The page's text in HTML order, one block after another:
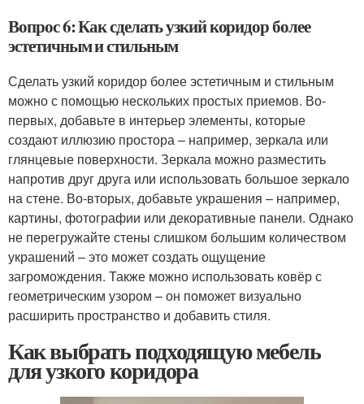
Вопрос 6: Как сделать узкий коридор более
эстетичным и стильным
Сделать узкий коридор более эстетичным и стильным
можно с помощью нескольких простых приемов. Во-
первых, добавьте в интерьер элементы, которые
создают иллюзию простора – например, зеркала или
глянцевые поверхности. Зеркала можно разместить
напротив друг друга или использовать большое зеркало
на стене. Во-вторых, добавьте украшения – например,
картины, фотографии или декоративные панели. Однако
не перегружайте стены слишком большим количеством
украшений – это может создать ощущение
загромождения. Также можно использовать ковёр с
геометрическим узором – он поможет визуально
расширить пространство и добавить стиля.
Как выбрать подходящую мебель
для узкого коридора